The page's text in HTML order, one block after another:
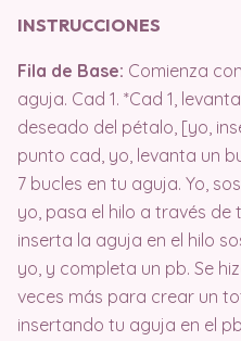
INSTRUCCIONES
Fila de Base: Comienza
aguja. Cad 1. *Cad 1,
deseado del pétalo, [yo,
punto cad, yo, levanta un
7 bucles en tu aguja. Yo,
yo, pasa el hilo a través de
inserta la aguja en el hilo
yo, y completa un pb. Se
veces más para crear un
insertando tu aguja en el